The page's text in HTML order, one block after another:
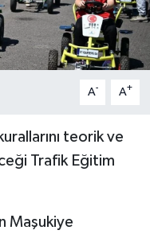
A- A+
teorik ve
Trafik Eğitim
Maşukiye